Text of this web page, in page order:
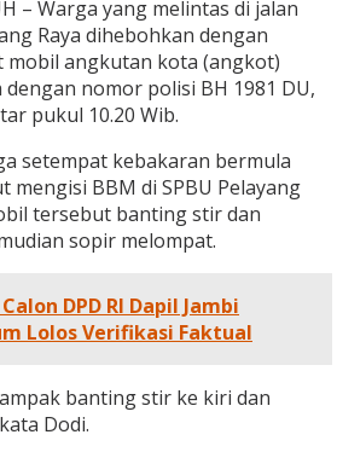
– Warga yang melintas di jalan
Raya dihebohkan dengan
angkutan kota (angkot)
nomor polisi BH 1981 DU,
pukul 10.20 Wib.
setempat kebakaran bermula
mengisi BBM di SPBU Pelayang
tersebut banting stir dan
sopir melompat.
DPD RI Dapil Jambi
Lolos Verifikasi Faktual
banting stir ke kiri dan
Dodi.